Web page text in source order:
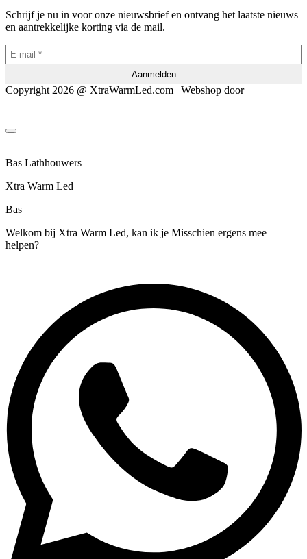
Schrijf je nu in voor onze nieuwsbrief en ontvang het laatste nieuws
en aantrekkelijke korting via de mail.
Copyright 2026 @ XtraWarmLed.com | Webshop door
|
Bas Lathhouwers
Xtra Warm Led
Bas
Welkom bij Xtra Warm Led, kan ik je Misschien ergens mee
helpen?